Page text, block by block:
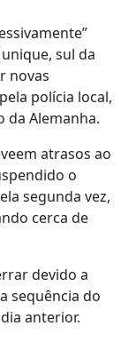
sul da
novas
polícia local,
Alemanha.
atrasos ao
o
segunda vez,
cerca de
devido a
sequência do
anterior.